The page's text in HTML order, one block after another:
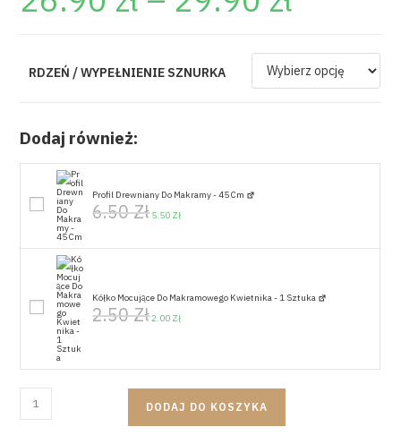
RDZEŃ / WYPEŁNIENIE SZNURKA
Dodaj również:
Profil Drewniany Do Makramy - 45 Cm
6.50Zł 5.50 Zł
Kółko Mocujące Do Makramowego Kwietnika - 1 Sztuka
2.50Zł2.00 Zł
DODAJ DO KOSZYKA